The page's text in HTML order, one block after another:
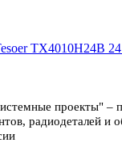
TX4010H24B
проекты" –
радиодеталей и